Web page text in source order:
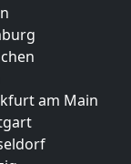
am Main